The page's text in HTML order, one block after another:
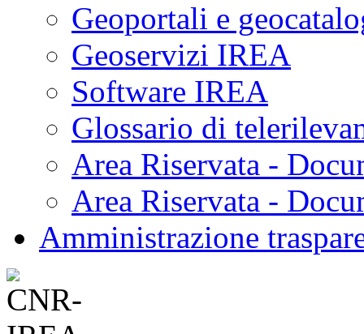
Geoportali e
Geoservizi IREA
Software IREA
Glossario di
Area Riservata -
Area Riservata -
Amministrazione